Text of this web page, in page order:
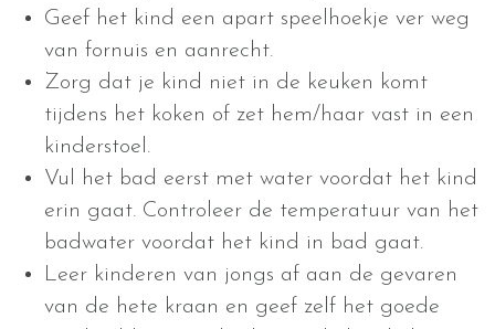
Geef het kind een apart speelhoekje ver weg
van fornuis en aanrecht.
Zorg dat je kind niet in de keuken komt
tijdens het koken of zet hem/haar vast in een
kinderstoel.
Vul het bad eerst met water voordat het kind
erin gaat. Controleer de temperatuur van het
badwater voordat het kind in bad gaat.
Leer kinderen van jongs af aan de gevaren
van de hete kraan en geef zelf het goede